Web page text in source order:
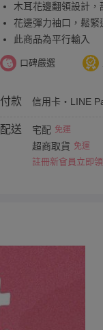
木耳花邊翻領設計，
花邊彈力袖口，鬆緊
此商品為平行輸入
口碑嚴選
付款 信用卡・LINE
配送 宅配 免運
超商取貨 免運
註冊新會員立即